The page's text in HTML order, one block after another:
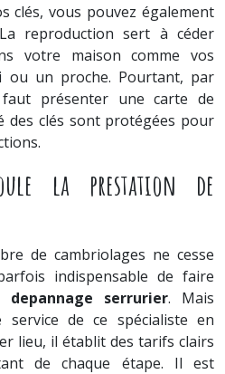
clés, vous pouvez également
reproduction sert à céder
votre maison comme vos
ou un proche. Pourtant, par
présenter une carte de
des clés sont protégées pour
la prestation de
de cambriolages ne cesse
indispensable de faire
depannage serrurier. Mais
de ce spécialiste en
lieu, il établit des tarifs clairs
de chaque étape. Il est